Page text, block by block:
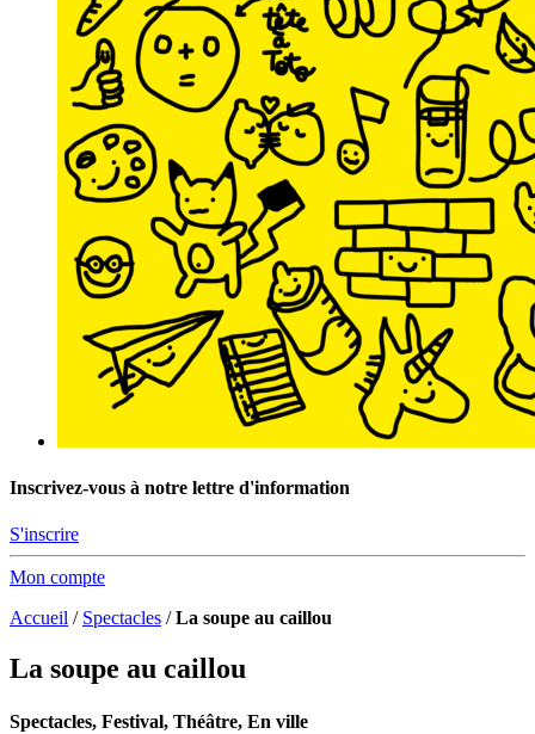
Inscrivez-vous à notre lettre d'information
S'inscrire
Mon compte
Accueil / Spectacles /La soupe au caillou
La soupe au caillou
Spectacles, Festival, Théâtre, En ville